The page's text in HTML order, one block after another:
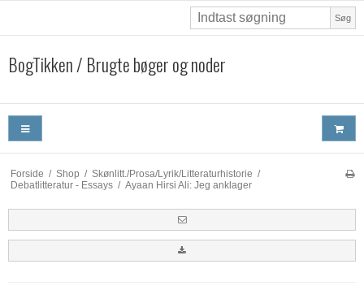
Søg
BogTikken / Brugte bøger og noder
Forside / Shop / Skønlitt./Prosa/Lyrik/Litteraturhistorie /
Debatlitteratur - Essays / Ayaan Hirsi Ali: Jeg anklager